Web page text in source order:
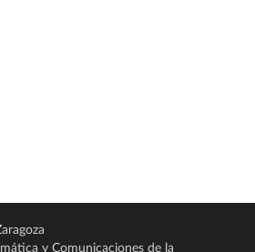
y Comunicaciones de la